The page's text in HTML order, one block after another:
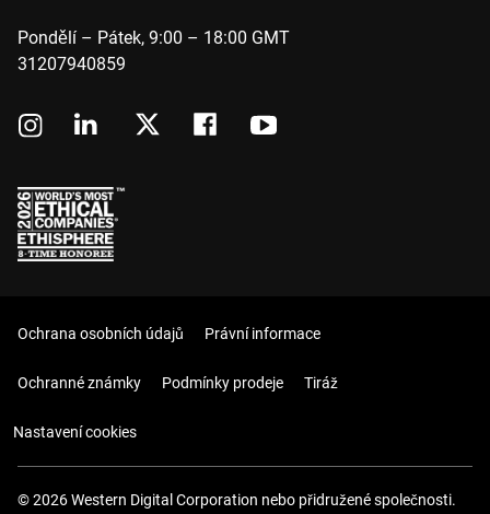
Pondělí – Pátek, 9:00 – 18:00 GMT
31207940859
Ochrana osobních údajů Právní informace
Ochranné známky Podmínky prodeje Tiráž
Nastavení cookies
© 2026 Western Digital Corporation nebo přidružené společnosti.